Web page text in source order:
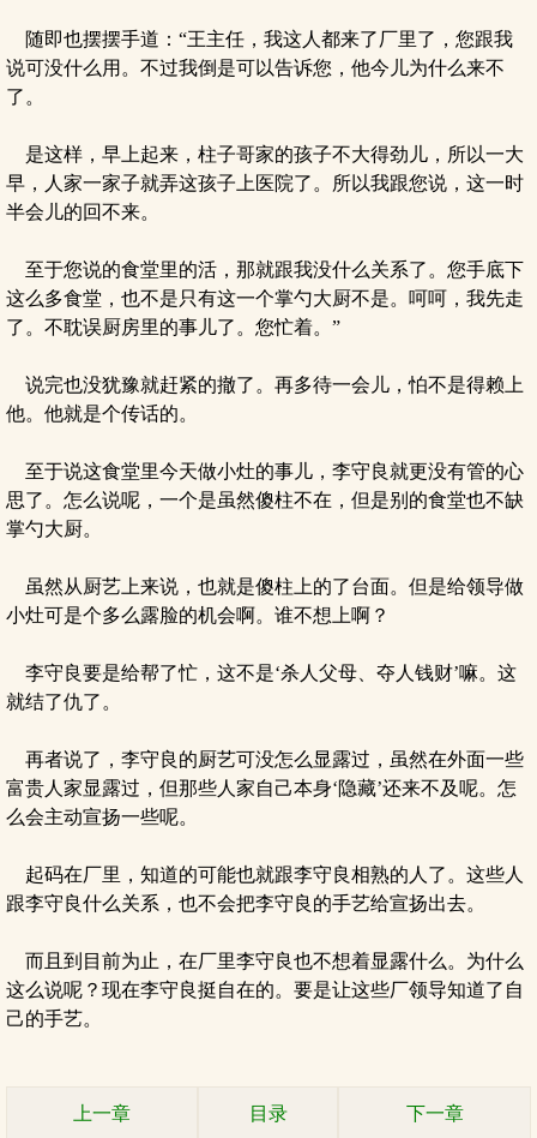
随即也摆摆手道：“王主任，我这人都来了厂里了，您跟我
说可没什么用。不过我倒是可以告诉您，他今儿为什么来不
了。
是这样，早上起来，柱子哥家的孩子不大得劲儿，所以一大
早，人家一家子就弄这孩子上医院了。所以我跟您说，这一时
半会儿的回不来。
至于您说的食堂里的活，那就跟我没什么关系了。您手底下
这么多食堂，也不是只有这一个掌勺大厨不是。呵呵，我先走
了。不耽误厨房里的事儿了。您忙着。”
说完也没犹豫就赶紧的撤了。再多待一会儿，怕不是得赖上
他。他就是个传话的。
至于说这食堂里今天做小灶的事儿，李守良就更没有管的心
思了。怎么说呢，一个是虽然傻柱不在，但是别的食堂也不缺
掌勺大厨。
虽然从厨艺上来说，也就是傻柱上的了台面。但是给领导做
小灶可是个多么露脸的机会啊。谁不想上啊？
李守良要是给帮了忙，这不是‘杀人父母、夺人钱财’嘛。这
就结了仇了。
再者说了，李守良的厨艺可没怎么显露过，虽然在外面一些
富贵人家显露过，但那些人家自己本身‘隐藏’还来不及呢。怎
么会主动宣扬一些呢。
起码在厂里，知道的可能也就跟李守良相熟的人了。这些人
跟李守良什么关系，也不会把李守良的手艺给宣扬出去。
而且到目前为止，在厂里李守良也不想着显露什么。为什么
这么说呢？现在李守良挺自在的。要是让这些厂领导知道了自
己的手艺。
上一章 目录 下一章